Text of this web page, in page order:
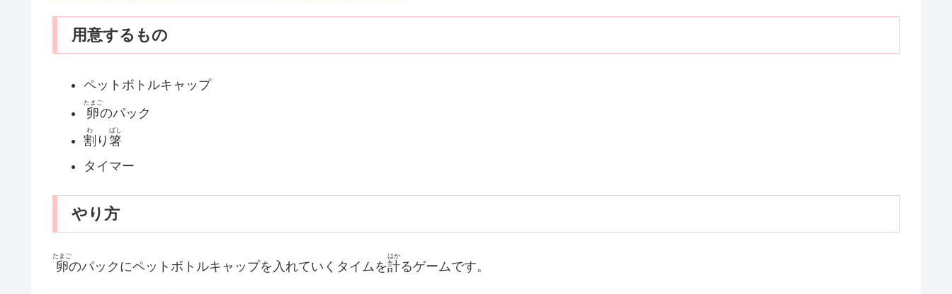
用意するもの
ペットボトルキャップ
卵
たまご
のパック
割
わ
り 箸
ばし
タイマー
やり方
卵
たまご
のパックにペットボトルキャップを入れていくタイムを計
はか
るゲームです。